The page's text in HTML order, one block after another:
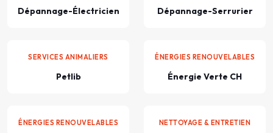
Dépannage-Électricien Dépannage-Serrurier
SERVICES ANIMALIERS
Petlib
ÉNERGIES RENOUVELABLES
Énergie Verte CH
ÉNERGIES RENOUVELABLES NETTOYAGE & ENTRETIEN